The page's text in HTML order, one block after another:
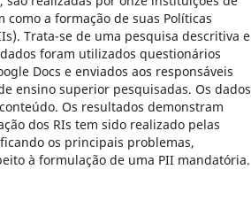
a formação de suas Políticas
Trata-se de uma pesquisa descritiva e
foram utilizados questionários
Docs e enviados aos responsáveis
ensino superior pesquisadas. Os dados
Os resultados demonstram
dos RIs tem sido realizado pelas
os principais problemas,
à formulação de uma PII mandatória.